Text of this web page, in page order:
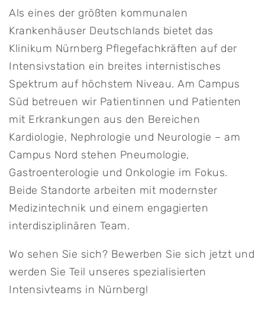
Als eines der größten kommunalen
Krankenhäuser Deutschlands bietet das
Klinikum Nürnberg Pflegefachkräften auf der
Intensivstation ein breites internistisches
Spektrum auf höchstem Niveau. Am Campus
Süd betreuen wir Patientinnen und Patienten
mit Erkrankungen aus den Bereichen
Kardiologie, Nephrologie und Neurologie – am
Campus Nord stehen Pneumologie,
Gastroenterologie und Onkologie im Fokus.
Beide Standorte arbeiten mit modernster
Medizintechnik und einem engagierten
interdisziplinären Team.
Wo sehen Sie sich? Bewerben Sie sich jetzt und
werden Sie Teil unseres spezialisierten
Intensivteams in Nürnberg!